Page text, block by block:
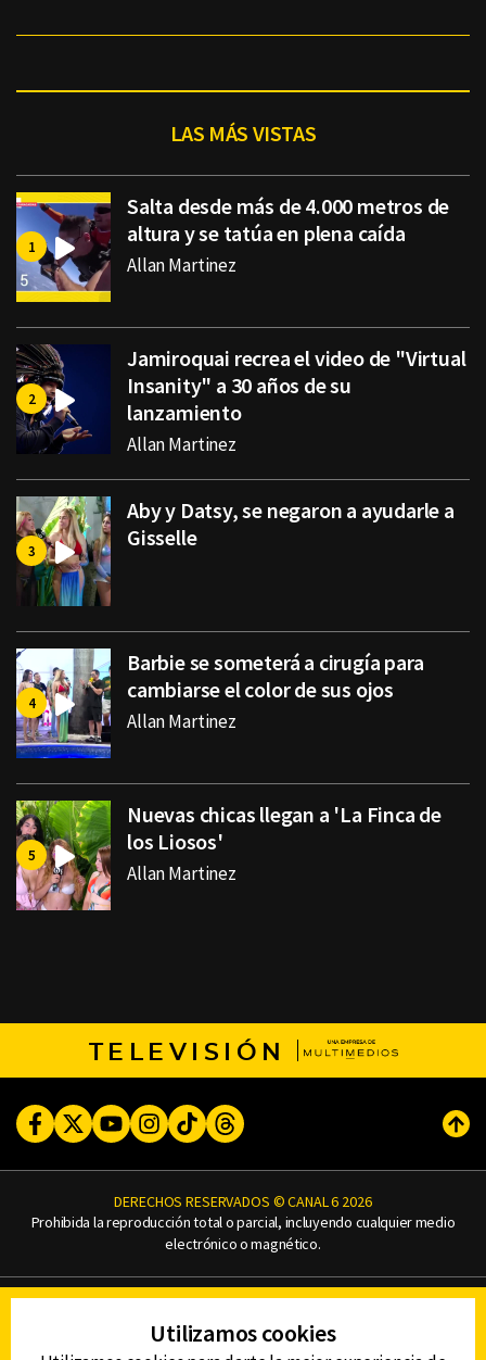
LAS MÁS VISTAS
Salta desde más de 4.000 metros de
altura y se tatúa en plena caída
Allan Martinez
Jamiroquai recrea el video de "Virtual
Insanity" a 30 años de su
lanzamiento
Allan Martinez
Aby y Datsy, se negaron a ayudarle a
Gisselle
Barbie se someterá a cirugía para
cambiarse el color de sus ojos
Allan Martinez
Nuevas chicas llegan a 'La Finca de
los Liosos'
Allan Martinez
TELEVISIÓN
FacebookTwitterYoutubeInstagram
TikTokThreads
DERECHOS RESERVADOS © CANAL 6 2026
Prohibida la reproducción total o parcial, incluyendo cualquier medio
electrónico o magnético.
AVISO DE PRIVACIDAD
AVISO LEGAL
Utilizamos cookies